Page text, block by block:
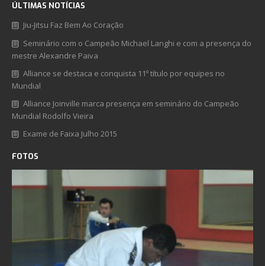
ÚLTIMAS NOTÍCIAS
Jiu-Jitsu Faz Bem Ao Coração
Seminário com o Campeão Michael Langhi e com a presença do
mestre Alexandre Paiva
Alliance se destaca e conquista 11º título por equipes no
Mundial
Alliance Joinville marca presença em seminário do Campeão
Mundial Rodolfo Vieira
Exame de Faixa Julho 2015
FOTOS